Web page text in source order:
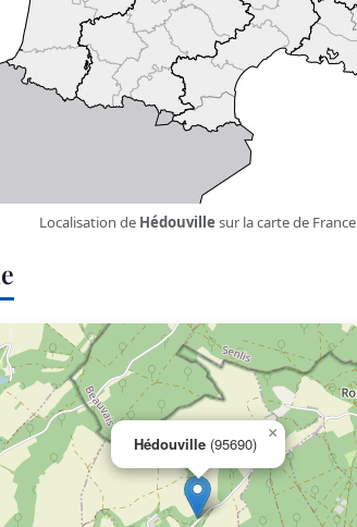
Localisation de Hédouvillesur la carte de France
Hédouville (95690)
×